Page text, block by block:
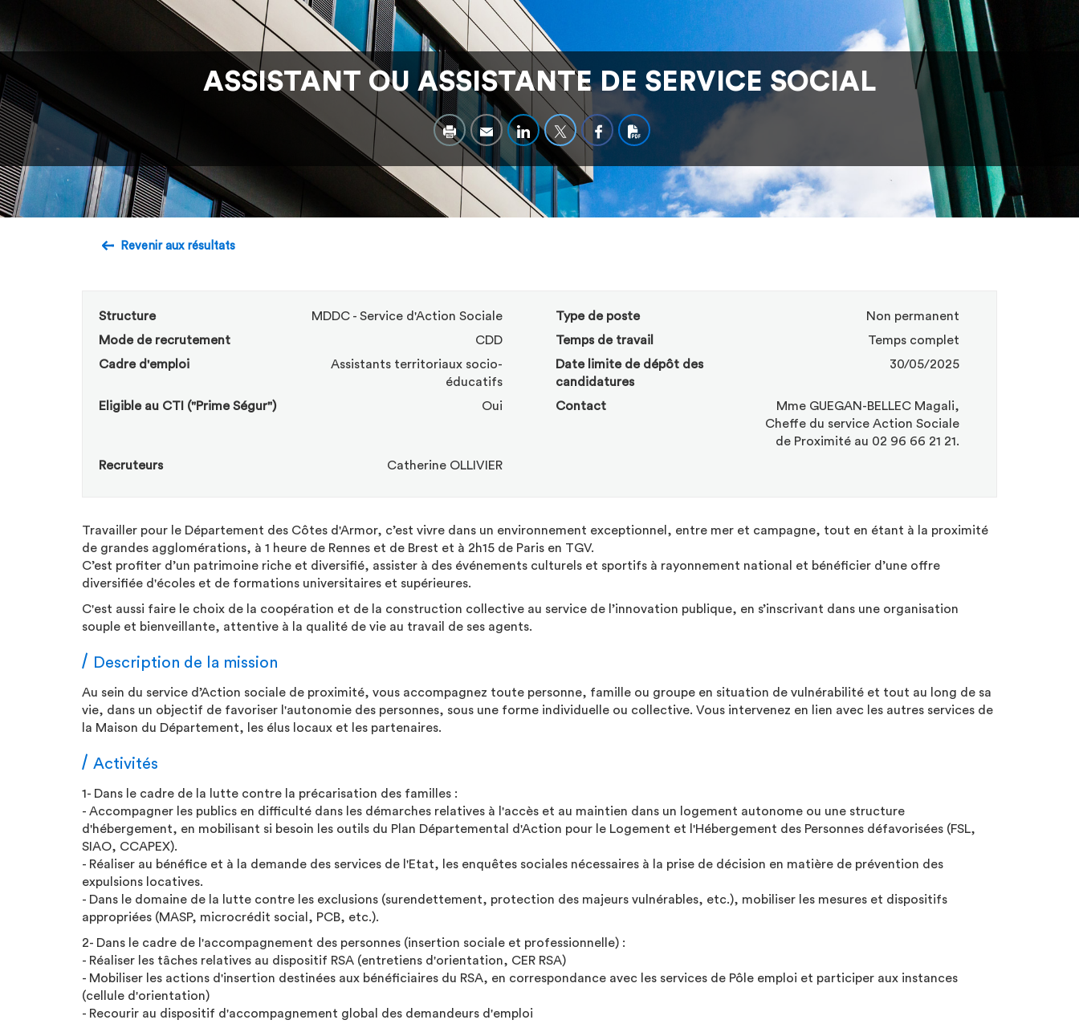
ASSISTANT OU ASSISTANTE DE SERVICE SOCIAL
Revenir aux résultats
Structure MDDC - Service d'Action Sociale Type de poste
Non permanent
Mode de recrutement
CDD Temps de travail
Temps complet
Cadre d'emploi
Assistants territoriaux socio-
éducatifs
Date limite de dépôt des
candidatures
30/05/2025
Eligible au CTI ("Prime Ségur") Oui Contact
Mme GUEGAN-BELLEC Magali,
Cheffe du service Action Sociale
de Proximité au 02 96 66 21 21.
Recruteurs
Catherine OLLIVIER
Travailler pour le Département des Côtes d'Armor, c’est vivre dans un environnement exceptionnel, entre mer et campagne, tout en étant à la proximité
de grandes agglomérations, à 1 heure de Rennes et de Brest et à 2h15 de Paris en TGV.
C’est profiter d’un patrimoine riche et diversifié, assister à des événements culturels et sportifs à rayonnement national et bénéficier d’une offre
diversifiée d'écoles et de formations universitaires et supérieures.
C'est aussi faire le choix de la coopération et de la construction collective au service de l’innovation publique, en s’inscrivant dans une organisation
souple et bienveillante, attentive à la qualité de vie au travail de ses agents.
Description de la mission
Au sein du service d’Action sociale de proximité, vous accompagnez toute personne, famille ou groupe en situation de vulnérabilité et tout au long de sa
vie, dans un objectif de favoriser l'autonomie des personnes, sous une forme individuelle ou collective. Vous intervenez en lien avec les autres services de
la Maison du Département, les élus locaux et les partenaires.
Activités
1- Dans le cadre de la lutte contre la précarisation des familles :
- Accompagner les publics en difficulté dans les démarches relatives à l'accès et au maintien dans un logement autonome ou une structure
d'hébergement, en mobilisant si besoin les outils du Plan Départemental d'Action pour le Logement et l'Hébergement des Personnes défavorisées (FSL,
SIAO, CCAPEX).
- Réaliser au bénéfice et à la demande des services de l'Etat, les enquêtes sociales nécessaires à la prise de décision en matière de prévention des
expulsions locatives.
- Dans le domaine de la lutte contre les exclusions (surendettement, protection des majeurs vulnérables, etc.), mobiliser les mesures et dispositifs
appropriées (MASP, microcrédit social, PCB, etc.).
2- Dans le cadre de l'accompagnement des personnes (insertion sociale et professionnelle) :
- Réaliser les tâches relatives au dispositif RSA (entretiens d'orientation, CER RSA)
- Mobiliser les actions d'insertion destinées aux bénéficiaires du RSA, en correspondance avec les services de Pôle emploi et participer aux instances
(cellule d'orientation)
- Recourir au dispositif d'accompagnement global des demandeurs d'emploi